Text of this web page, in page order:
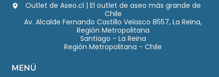
Outlet de Aseo.cl | El outlet de aseo más grande de
Chile
Av. Alcalde Fernando Castillo Velasco 8557, La Reina,
Región Metropolitana
Santiago - La Reina
Región Metropolitana - Chile
MENÚ